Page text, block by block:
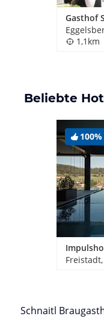
Gasthof
1,1km
Beliebte
100%
Schnaitl